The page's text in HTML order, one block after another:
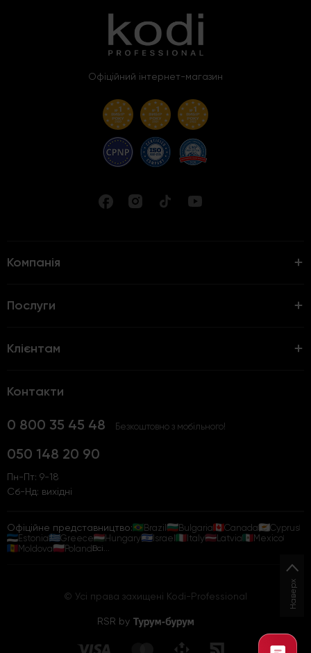
Офіційний інтернет-магазин
Компанія
Послуги
Клієнтам
Контакти
0 800 35 45 48 Безкоштовно з мобільного!
050 148 20 90
Пн-Пт: 9-18
Сб-Нд: вихідні
Офіційне представництво: Brazil Bulgaria Canada
Cyprus
Estonia
Greece Hungary Israel Italy Latvia
Mexico
Moldova
PolandВсі...
© Усі права захищені Kodi-Professional
RSR by
Наверх